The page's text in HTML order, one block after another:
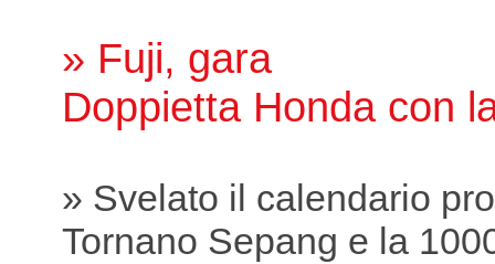
» Fuji, gara
Doppietta Honda con
» Svelato il calendario
Tornano Sepang e la